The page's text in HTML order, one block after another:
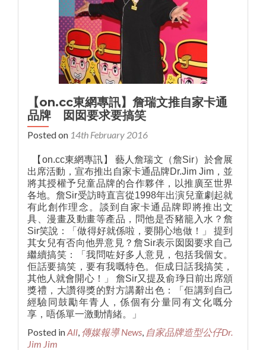
【on.cc東網專訊】詹瑞文推自家卡通
品牌 囡囡要求要搞笑
Posted on 14th February 2016
【on.cc東網專訊】 藝人詹瑞文（詹Sir）於會展
出席活動，宣布推出自家卡通品牌Dr.Jim Jim，並
將其授權予兒童品牌的合作夥伴，以推廣至世界
各地。詹Sir受訪時直言從1998年出演兒童劇起就
有此創作理念。談到自家卡通品牌即將推出文
具、漫畫及動畫等產品，問他是否豬籠入水？詹
Sir笑說：「做得好就係啦，要開心地做！」 提到
其女兒有否向他畀意見？詹Sir表示囡囡要求自己
繼續搞笑：「我問咗好多人意見，包括我個女。
佢話要搞笑，要有我嘅特色。佢成日話我搞笑，
其他人就會開心！」 詹Sir又提及俞琤日前出席頒
獎禮，大讚得獎的對方講辭出色：「佢講到自己
經驗同鼓勵年青人，係個有分量同有文化嘅分
享，唔係單一激動情緒。」
Posted inAll, 傳媒報導 News, 自家品牌造型公仔Dr.
Jim Jim